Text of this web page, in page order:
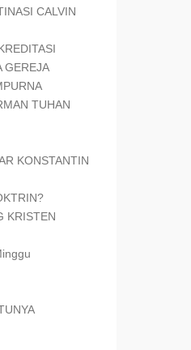
CALVIN
GEREJA
TUHAN
KONSTANTIN
KRISTEN